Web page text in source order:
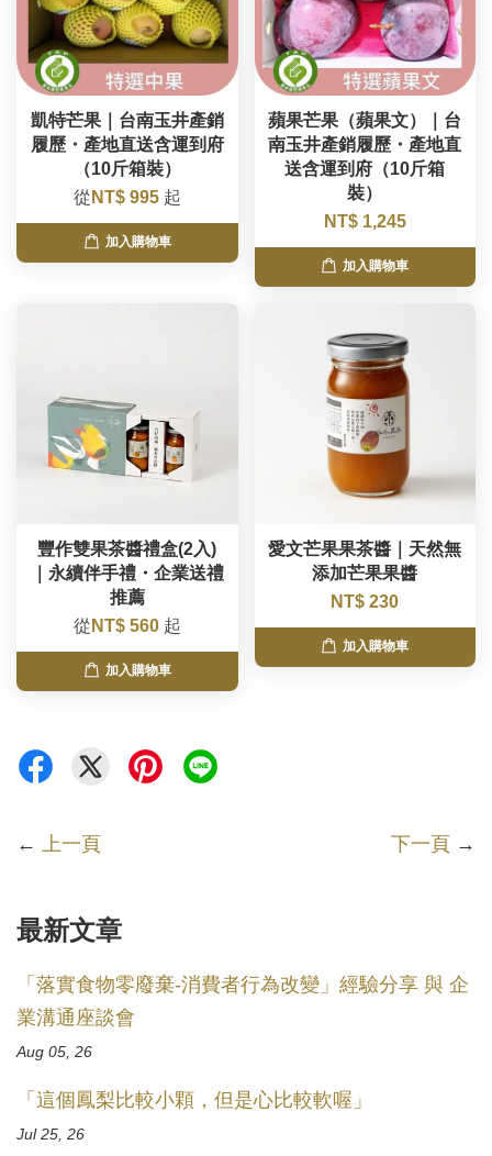
凱特芒果｜台南玉井產銷
履歷・產地直送含運到府
（10斤箱裝）
從 NT$ 995 起
加入購物車
蘋果芒果（蘋果文）｜台
南玉井產銷履歷・產地直
送含運到府（10斤箱
裝）
NT$ 1,245
加入購物車
豐作雙果茶醬禮盒(2入)
｜永續伴手禮・企業送禮
推薦
從 NT$ 560 起
加入購物車
愛文芒果果茶醬｜天然無
添加芒果果醬
NT$ 230
加入購物車
← 上一頁 下一頁 →
最新文章
「落實食物零廢棄-消費者行為改變」經驗分享 與 企
業溝通座談會
Aug 05, 26
「這個鳳梨比較小顆，但是心比較軟喔」
Jul 25, 26